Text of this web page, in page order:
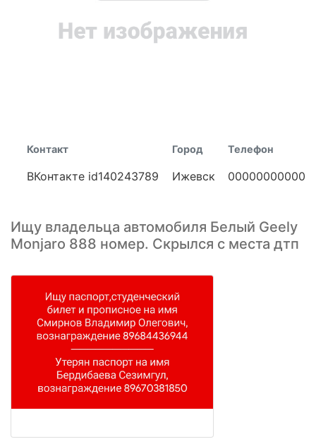
Контакт
ВКонтакте id140243789
Город
Ижевск
Телефон
00000000000
Ищу владельца автомобиля Белый Geely
Monjaro 888 номер. Скрылся с места дтп